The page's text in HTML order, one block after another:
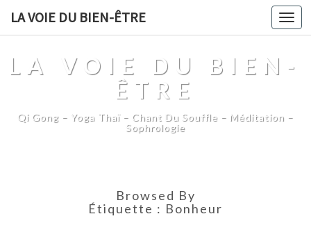
LA VOIE DU BIEN-ÊTRE
LA VOIE DU BIEN-
ÊTRE
Qi Gong – Yoga Thaï – Chant Du Souffle – Méditation –
Sophrologie
Browsed By
Étiquette : Bonheur